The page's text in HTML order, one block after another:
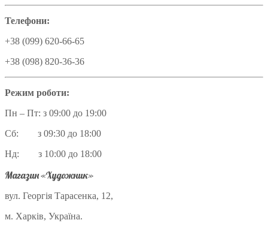
Телефони:
+38 (099) 620-66-65
+38 (098) 820-36-36
Режим роботи:
Пн – Пт: з 09:00 до 19:00
Сб: з 09:30 до 18:00
Нд: з 10:00 до 18:00
Магазин «Художник»
вул. Георгія Тарасенка, 12,
м. Харків, Україна.